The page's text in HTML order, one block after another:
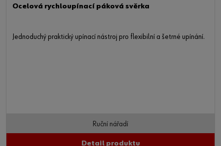
Ocelová rychloupínací páková svěrka
Jednoduchý praktický upínací nástroj pro flexibilní a šetrné upínání.
Ruční nářadí
Detail produktu